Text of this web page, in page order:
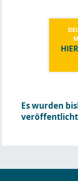
Es wurden